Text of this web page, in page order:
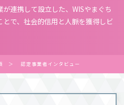
連携して設立した、WISやまぐち
で、社会的信用と人脈を獲得しビ
＞ 認定事業者インタビュー